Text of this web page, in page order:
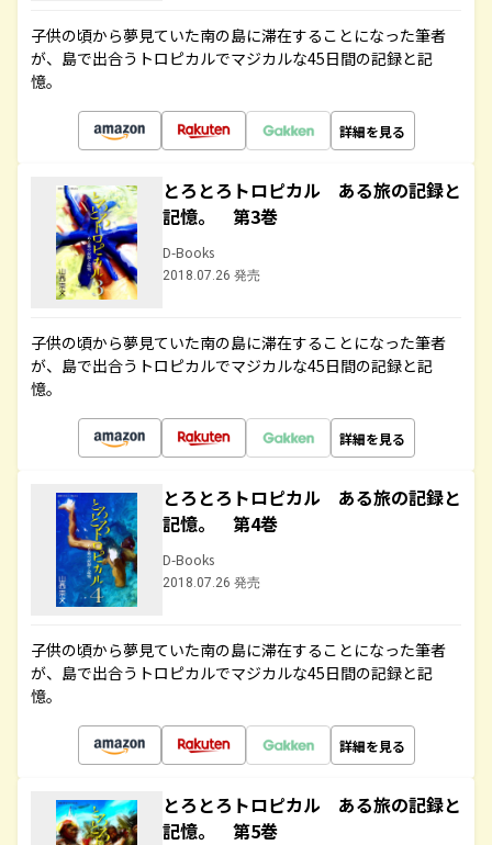
子供の頃から夢見ていた南の島に滞在することになった筆者
が、島で出合うトロピカルでマジカルな45日間の記録と記
憶。
詳細を見る
とろとろトロピカル ある旅の記録と
記憶。 第3巻
D-Books
2018.07.26 発売
子供の頃から夢見ていた南の島に滞在することになった筆者
が、島で出合うトロピカルでマジカルな45日間の記録と記
憶。
詳細を見る
とろとろトロピカル ある旅の記録と
記憶。 第4巻
D-Books
2018.07.26 発売
子供の頃から夢見ていた南の島に滞在することになった筆者
が、島で出合うトロピカルでマジカルな45日間の記録と記
憶。
詳細を見る
とろとろトロピカル ある旅の記録と
記憶。 第5巻